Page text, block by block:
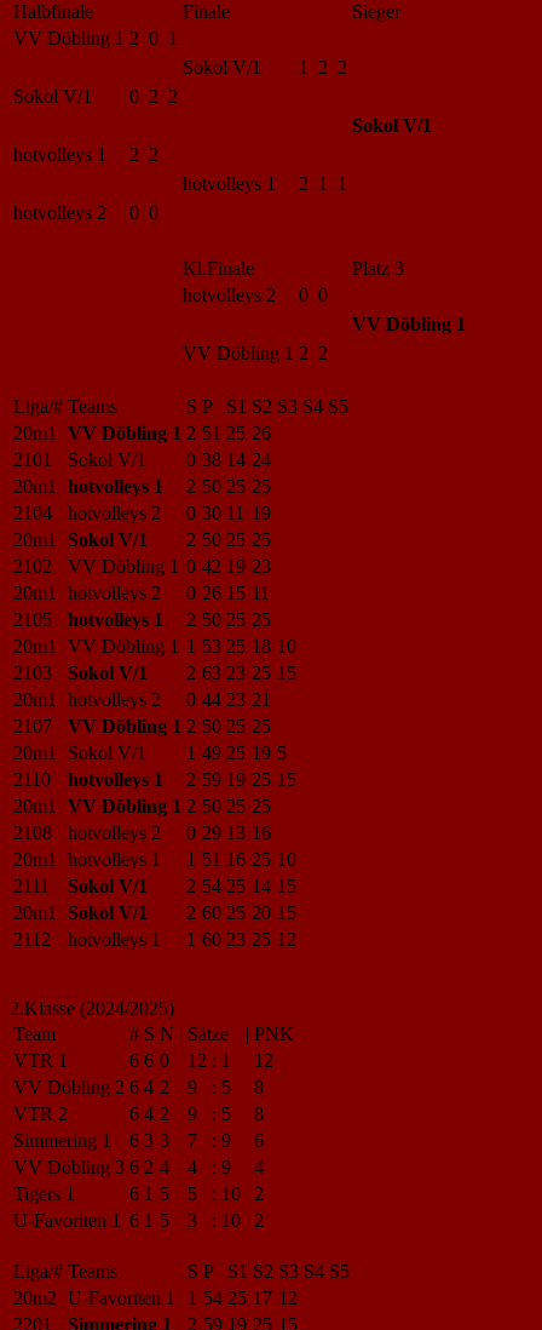
Halbfinale Finale
Sieger
VV Döbling 1 2 0 1
Sokol V/1
1 2 2
Sokol V/1
0 2 2
Sokol V/1
hotvolleys 1
2 2
hotvolleys 1
2 1 1
hotvolleys 2
0 0
Kl.Finale
Platz 3
hotvolleys 2
0 0
VV Döbling 1
VV Döbling 1 2 2
Liga/# Teams S P S1 S2 S3 S4 S5
20m1
VV Döbling 1 2 51 25 26
2101
Sokol V/1 0 38 14 24
20m1
hotvolleys 1 2 50 25 25
2104
hotvolleys 2 0 30 11 19
20m1
Sokol V/1 2 50 25 25
2102
VV Döbling 1 0 42 19 23
20m1
hotvolleys 2 0 26 15 11
2105
hotvolleys 1 2 50 25 25
20m1
VV Döbling 1 1 53 25 18 10
2103
Sokol V/1 2 63 23 25 15
20m1
hotvolleys 2 0 44 23 21
2107
VV Döbling 1 2 50 25 25
20m1
Sokol V/1 1 49 25 19 5
2110
hotvolleys 1 2 59 19 25 15
20m1
VV Döbling 1 2 50 25 25
2108
hotvolleys 2 0 29 13 16
20m1
hotvolleys 1 1 51 16 25 10
2111
Sokol V/1 2 54 25 14 15
20m1
Sokol V/1 2 60 25 20 15
2112
hotvolleys 1 1 60 23 25 12
2.Klasse (2024/2025)
Team
# S N | Sätze | PNK
VTR 1
6 6 0 12 : 1
12
VV Döbling 2 6 4 2 9 : 5
8
VTR 2
6 4 2 9 : 5
8
Simmering 1
6 3 3 7 : 9
6
VV Döbling 3 6 2 4 4 : 9
4
Tigers 1
6 1 5 5 : 10
2
U-Favoriten 1 6 1 5 3 : 10 2
Liga/# Teams S P S1 S2 S3 S4 S5
20m2 U-Favoriten 1 1 54 25 17 12
2201
Simmering 1 2 59 19 25 15